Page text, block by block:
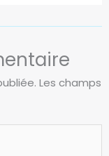
Les champs